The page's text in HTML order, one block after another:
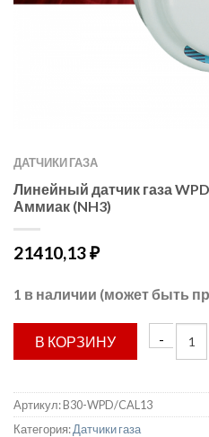
ДАТЧИКИ ГАЗА
Линейный датчик газа
Аммиак (NH3)
21410,13₽
1 в наличии (может быть
В КОРЗИНУ
Артикул:B30-WPD/CAL13
Категория:Датчики газа